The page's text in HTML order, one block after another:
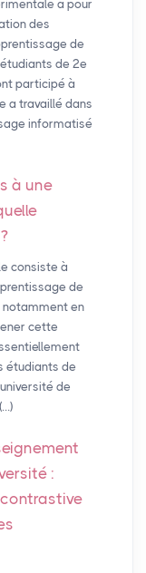
a pour
des
de
de 2e
participé à
a travaillé dans
informatisé
à une
?
consiste à
de
notamment en
cette
étudiants de
de
: